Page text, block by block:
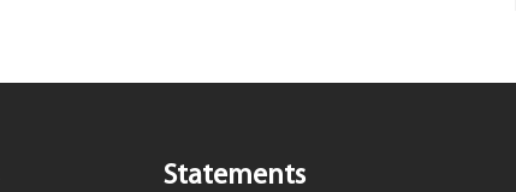
Statements